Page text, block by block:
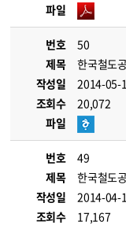
파일
번호
50
제목
한국철도
작성일
2014-05-
조회수
20,072
파일
번호
49
제목
한국철도
작성일
2014-04-
조회수
17,167